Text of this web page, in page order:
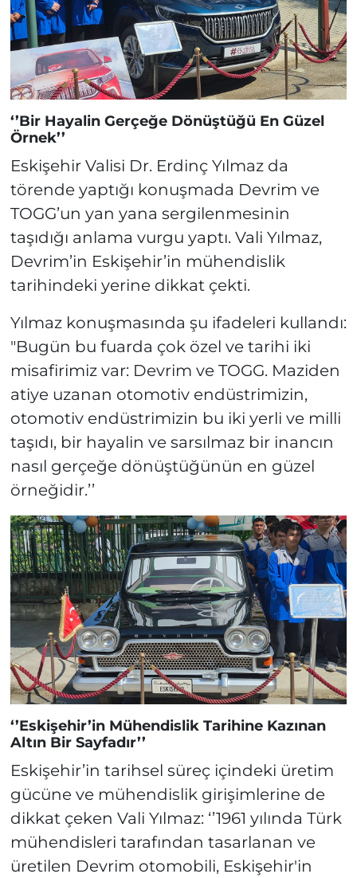
‘’Bir Hayalin Gerçeğe Dönüştüğü En Güzel
Örnek’’
Eskişehir Valisi Dr. Erdinç Yılmaz da
törende yaptığı konuşmada Devrim ve
TOGG’un yan yana sergilenmesinin
taşıdığı anlama vurgu yaptı. Vali Yılmaz,
Devrim’in Eskişehir’in mühendislik
tarihindeki yerine dikkat çekti.
Yılmaz konuşmasında şu ifadeleri kullandı:
"Bugün bu fuarda çok özel ve tarihi iki
misafirimiz var: Devrim ve TOGG. Maziden
atiye uzanan otomotiv endüstrimizin,
otomotiv endüstrimizin bu iki yerli ve milli
taşıdı, bir hayalin ve sarsılmaz bir inancın
nasıl gerçeğe dönüştüğünün en güzel
örneğidir.’’
‘’Eskişehir’in Mühendislik Tarihine Kazınan
Altın Bir Sayfadır’’
Eskişehir’in tarihsel süreç içindeki üretim
gücüne ve mühendislik girişimlerine de
dikkat çeken Vali Yılmaz: ‘’1961 yılında Türk
mühendisleri tarafından tasarlanan ve
üretilen Devrim otomobili, Eskişehir'in